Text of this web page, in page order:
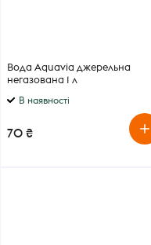
Вода Aquavia джерельна
негазована 1 л
В наявності
70 ₴